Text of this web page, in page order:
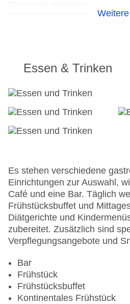
Check-out bis: 12:00:00
Garage: gegen Gebühr
Hotelsafe
WLAN/WiFi im Hotel
Anzahl der Aufzüge: 2
Gesamtanzahl der
Gesamtanzahl der
Zahlungsarten: American
EC Maestro, Mastercard,
Landeskategorie: 3 Sterne
Essen & Trinken
Es stehen verschiedene
Einrichtungen zur Auswahl,
Café und eine Bar. Täglich
Frühstücksbuffet und
Diätgerichte und
zubereitet. Zusätzlich sind
Verpflegungsangebote und
Bar
Frühstück
Frühstücksbuffet
Kontinentales Frühstück